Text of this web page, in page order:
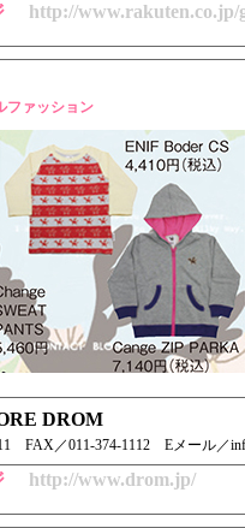
http://www.rakuten.co.jp/
ファッション
DROM
FAX／011-374-1112 Eメール／
http://www.drom.jp/